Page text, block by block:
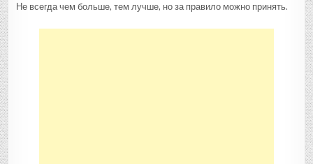
Не всегда чем больше, тем лучше, но за правило можно принять.